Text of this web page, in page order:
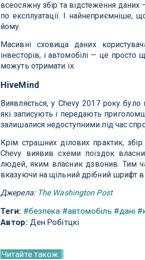
всеосяжну збір та відстеження даних
по експлуатації. І найнеприємніше,
йому.
Масивні сховища даних
інвесторів, і автомобілі — це
можуть отримати їх.
HiveMind
Виявляється, у Chevy 2017 року
які записують і передають
залишалися недоступними під час
Крім страшних ділових практик,
Chevy виявив схеми поїздок
людей, яким власник дзвонив. Тим
вказуючи на щільний дрібний шрифт в
Джерела: The Washington Post
Теги: #безпека #автомобіль #дані
Автор:Ден Робітцкі
Читайте також: